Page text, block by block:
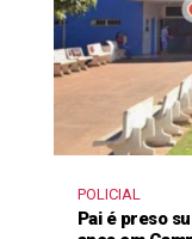
POLICIAL
Pai é preso